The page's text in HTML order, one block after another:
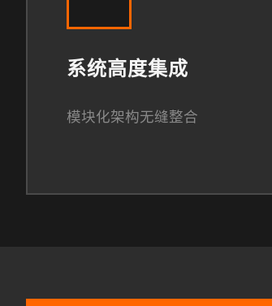
系统高度集成
模块化架构无缝整合